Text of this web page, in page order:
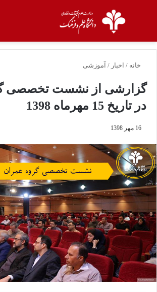
خانه / اخبار / آموزشی
گزارشی از نشست تخصصی
در تاریخ 15 مهرماه 1398
16 مهر 1398